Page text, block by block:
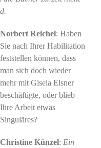
Norbert Reichel: Haben
Sie nach Ihrer Habilitation
feststellen können, dass
man sich doch wieder
mehr mit Gisela Elsner
beschäftigte, oder blieb
Ihre Arbeit etwas
Singuläres?
Christine Künzel: Ein